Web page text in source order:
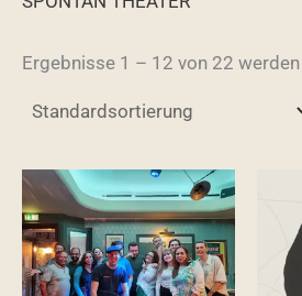
Ergebnisse 1 – 12 von 22